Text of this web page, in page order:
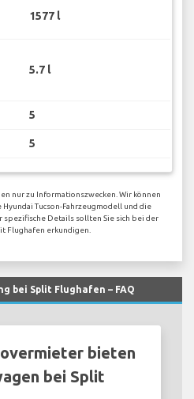
1577 l
5.7 l
5
5
nur zu Informationszwecken. Wir können
Tucson-Fahrzeugmodell und die
Details sollten Sie sich bei der
Flughafen erkundigen.
bei Split Flughafen – FAQ
bieten
bei Split